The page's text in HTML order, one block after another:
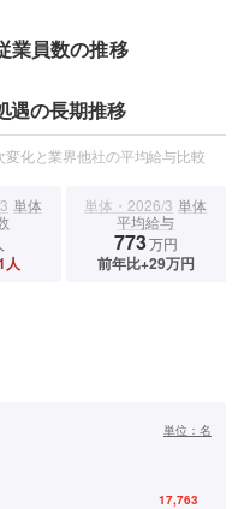
業員数の推移
遇の長期推移
化と業界他社の平均給与比較
単体
人
単体・2026/3 単体
平均給与
773万円
前年比+29万円
単位： 名